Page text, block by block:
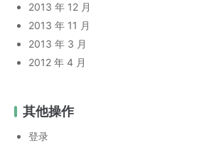
2013 年 12 月
2013 年 11 月
2013 年 3 月
2012 年 4 月
其他操作
登录